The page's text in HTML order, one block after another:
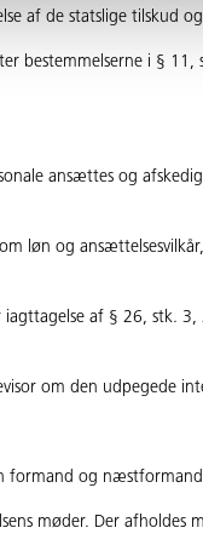
af de statslige tilskud
bestemmelserne i §
ansættes og
løn­ og
iagttagelse af § 26, stk.
om den udpegede
formand og
møder. Der afholdes